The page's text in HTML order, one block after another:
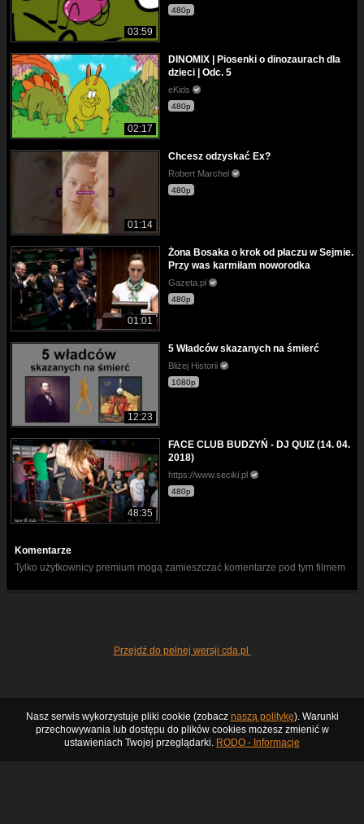
03:59
480p
02:17
DINOMIX | Piosenki o dinozaurach dla
dzieci | Odc. 5
eKids
480p
01:14
Chcesz odzyskać Ex?
Robert Marchel
480p
01:01
Żona Bosaka o krok od płaczu w Sejmie.
Przy was karmiłam noworodka
Gazeta.pl
480p
12:23
5 Władców skazanych na śmierć
Bliżej Historii
1080p
48:35
FACE CLUB BUDZYŃ - DJ QUIZ (14. 04.
2018)
https://www.seciki.pl
480p
Komentarze
Tylko użytkownicy premium mogą zamieszczać komentarze pod tym filmem
Przejdź do pełnej wersji cda.pl
Nasz serwis wykorzystuje pliki cookie (zobacz naszą politykę). Warunki
przechowywania lub dostępu do plików cookies możesz zmienić w
ustawieniach Twojej przeglądarki. RODO - Informacje